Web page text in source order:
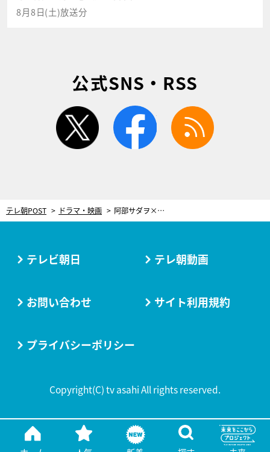
8月8日(土)放送分
公式SNS・RSS
twitter facebook
テレ朝POST ドラマ・映画 阿部サダヲ×松たか子、ドラマ『しあわせな結婚』場面写真を先行公開
テレビ朝日 テレ朝動画
お問い合わせ サイト利用規約
プライバシーポリシー
Copyright(C) tv asahi All rights reserved.